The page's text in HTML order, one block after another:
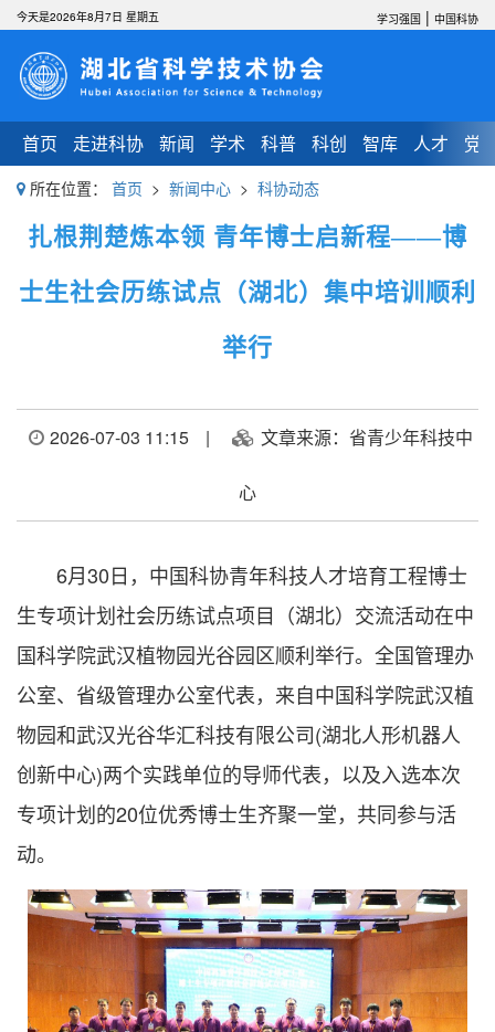
首页 走进科协 新闻 学术 科普 科创 智库 人才 党
今天是2026年8月7日 星期五 学习强国 | 中国科协
所在位置： 首页 > 新闻中心 > 科协动态
扎根荆楚炼本领 青年博士启新程——博
士生社会历练试点（湖北）集中培训顺利
举行
2026-07-03 11:15 | 文章来源：省青少年科技中
心
6月30日，中国科协青年科技人才培育工程博士
生专项计划社会历练试点项目（湖北）交流活动在中
国科学院武汉植物园光谷园区顺利举行。全国管理办
公室、省级管理办公室代表，来自中国科学院武汉植
物园和武汉光谷华汇科技有限公司(湖北人形机器人
创新中心)两个实践单位的导师代表，以及入选本次
专项计划的20位优秀博士生齐聚一堂，共同参与活
动。